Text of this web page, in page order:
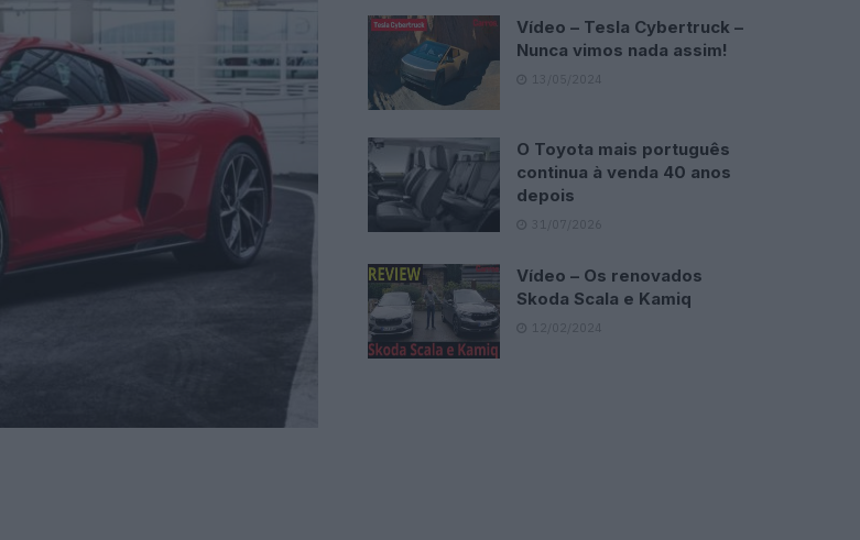
Vídeo – Tesla Cybertruck –
Nunca vimos nada assim!
13/05/2024
O Toyota mais português
continua à venda 40 anos
depois
31/07/2026
Vídeo – Os renovados
Skoda Scala e Kamiq
12/02/2024